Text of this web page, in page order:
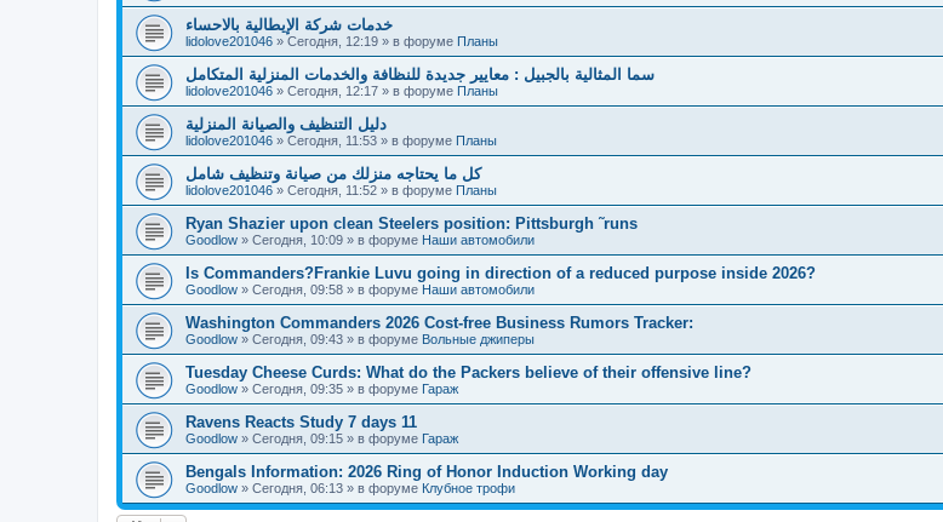
خدمات شركة الإيطالية بالاحساء
lidolove201046 » Сегодня, 12:19 » в форуме Планы
سما المثالية بالجبيل : معايير جديدة للنظافة والخدمات المنزلية المتكامل
lidolove201046 » Сегодня, 12:17 » в форуме Планы
دليل التنظيف والصيانة المنزلية
lidolove201046 » Сегодня, 11:53 » в форуме Планы
كل ما يحتاجه منزلك من صيانة وتنظيف شامل
lidolove201046 » Сегодня, 11:52 » в форуме Планы
Ryan Shazier upon clean Steelers position: Pittsburgh ˜runs
Goodlow » Сегодня, 10:09 » в форуме Наши автомобили
Is Commanders?Frankie Luvu going in direction of a reduced purpose inside 2026?
Goodlow » Сегодня, 09:58 » в форуме Наши автомобили
Washington Commanders 2026 Cost-free Business Rumors Tracker:
Goodlow » Сегодня, 09:43 » в форуме Вольные джиперы
Tuesday Cheese Curds: What do the Packers believe of their offensive line?
Goodlow » Сегодня, 09:35 » в форуме Гараж
Ravens Reacts Study 7 days 11
Goodlow » Сегодня, 09:15 » в форуме Гараж
Bengals Information: 2026 Ring of Honor Induction Working day
Goodlow » Сегодня, 06:13 » в форуме Клубное трофи